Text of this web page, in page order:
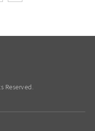
Reserved.